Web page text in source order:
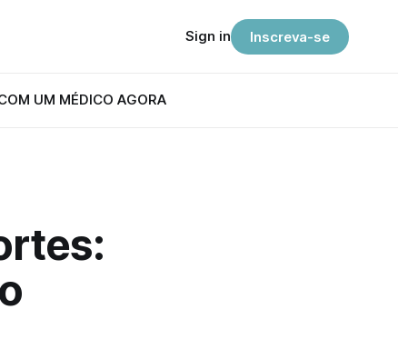
UM MÉDICO AGORA
Sign in Inscreva-se